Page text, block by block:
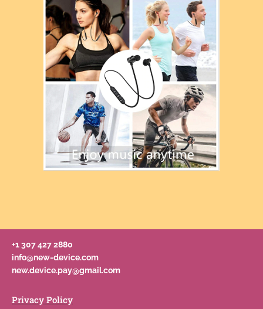
+1 307 427 2880
info@new-device.com
new.device.pay@gmail.com
Privacy Policy